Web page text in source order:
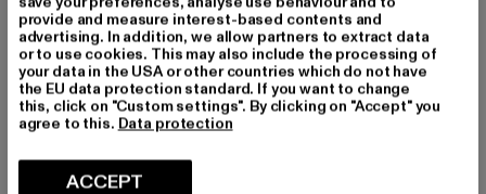
provide and measure interest-based contents and
advertising. In addition, we allow partners to extract data
or to use cookies. This may also include the processing of
your data in the USA or other countries which do not have
the EU data protection standard. If you want to change
this, click on "Custom settings". By clicking on "Accept" you
agree to this. Data protection
ACCEPT